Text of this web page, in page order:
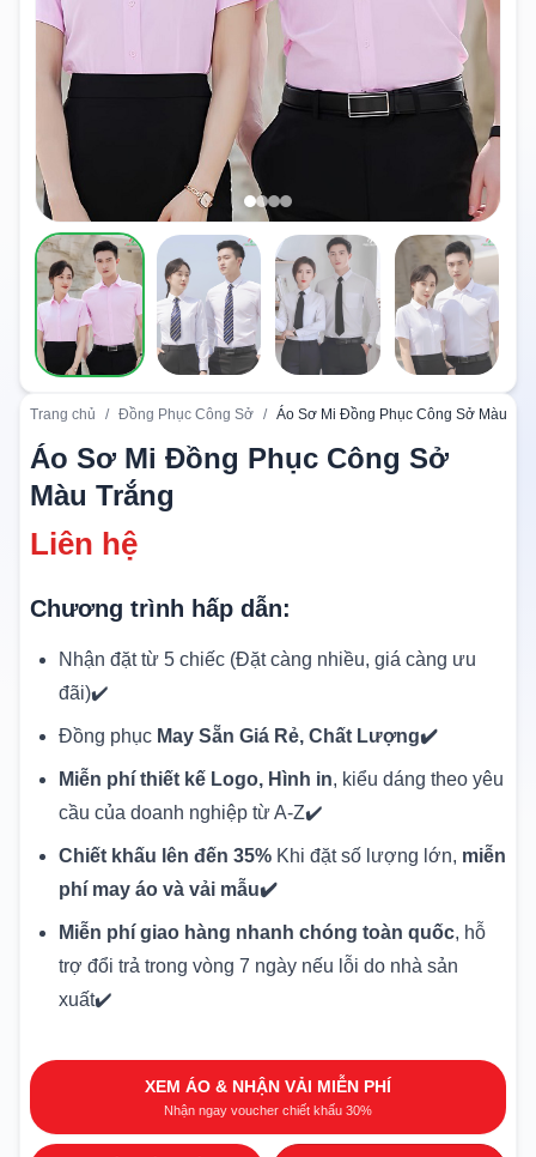
Trang chủ / Đồng Phục Công Sở / Áo Sơ Mi Đồng Phục Công Sở Màu
Áo Sơ Mi Đồng Phục Công Sở
Màu Trắng
Liên hệ
Chương trình hấp dẫn:
Nhận đặt từ 5 chiếc (Đặt càng nhiều, giá càng ưu
đãi)✔️
Đồng phục May Sẵn Giá Rẻ, Chất Lượng✔️
Miễn phí thiết kế Logo, Hình in, kiểu dáng theo yêu
cầu của doanh nghiệp từ A-Z✔️
Chiết khấu lên đến 35% Khi đặt số lượng lớn, miễn
phí may áo và vải mẫu✔️
Miễn phí giao hàng nhanh chóng toàn quốc, hỗ
trợ đổi trả trong vòng 7 ngày nếu lỗi do nhà sản
xuất✔️
XEM ÁO & NHẬN VẢI MIỄN PHÍ
Nhận ngay voucher chiết khấu 30%